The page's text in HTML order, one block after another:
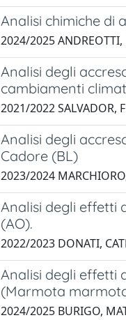
Analisi chimiche di
2024/2025 ANDREOTTI,
Analisi degli
cambiamenti
2021/2022 SALVADOR,
Analisi degli
Cadore (BL)
2023/2024
Analisi degli effetti
(AO).
2022/2023 DONATI,
Analisi degli effetti
(Marmota
2024/2025 BURIGO,